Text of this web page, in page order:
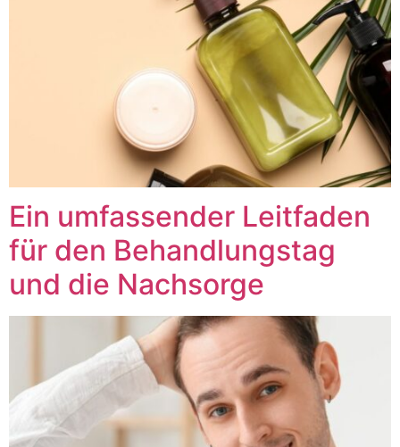
Ein umfassender Leitfaden
für den Behandlungstag
und die Nachsorge